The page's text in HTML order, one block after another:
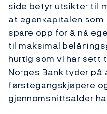
side betyr utsikter til
at egenkapitalen
spare opp for å nå
til maksimal
hurtig som vi har sett
Norges Bank tyder på
førstegangskjøpere
gjennomsnittsalder